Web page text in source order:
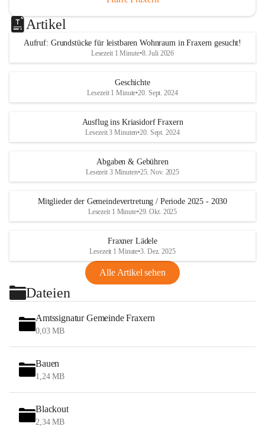
Artikel
Aufruf: Grundstücke für leistbaren Wohnraum in Fraxern gesucht!
Lesezeit 1 Minute•8. Juli 2026
Geschichte
Lesezeit 1 Minute•20. Sept. 2024
Ausflug ins Kriasidorf Fraxern
Lesezeit 3 Minuten•20. Sept. 2024
Abgaben & Gebühren
Lesezeit 3 Minuten•25. Nov. 2025
Mitglieder der Gemeindevertretung / Periode 2025 - 2030
Lesezeit 1 Minute•29. Okt. 2025
Fraxner Lädele
Lesezeit 1 Minute•3. Dez. 2025
Alle Artikel sehen
Dateien
Amtssignatur Gemeinde Fraxern
0,03 MB
Bauen
1,24 MB
Blackout
2,34 MB